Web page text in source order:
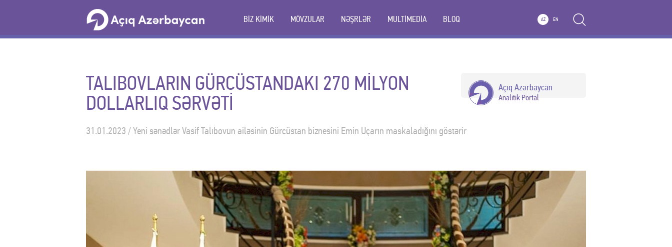
BİZ KİMİK MÖVZULAR NƏŞRLƏR MULTİMEDİA BLOQ AZ EN
Açıq Azərbaycan
Analitik Portal
TALIBOVLARIN GÜRCÜSTANDAKI 270 MİLYON
DOLLARLIQ SƏRVƏTİ
31.01.2023 / Yeni sənədlər Vasif Talıbovun ailəsinin Gürcüstan biznesini Emin Uçarın maskaladığını göstərir